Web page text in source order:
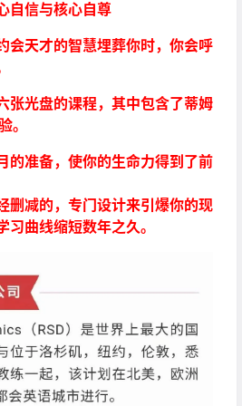
自信与核心自尊
会天才的智慧埋葬你时，你会呼
张光盘的课程，其中包含了蒂姆
。
的准备，使你的生命力得到了前
删减的，专门设计来引爆你的现
曲线缩短数年之久。